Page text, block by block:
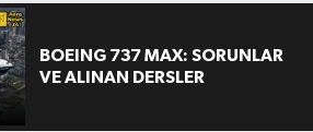
BOEING 737 MAX: SORUNLAR
VE ALINAN DERSLER